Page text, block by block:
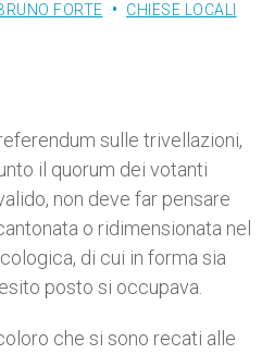
FORTE CHIESE LOCALI
sulle trivellazioni,
il quorum dei votanti
non deve far pensare
o ridimensionata nel
di cui in forma sia
posto si occupava.
che si sono recati alle